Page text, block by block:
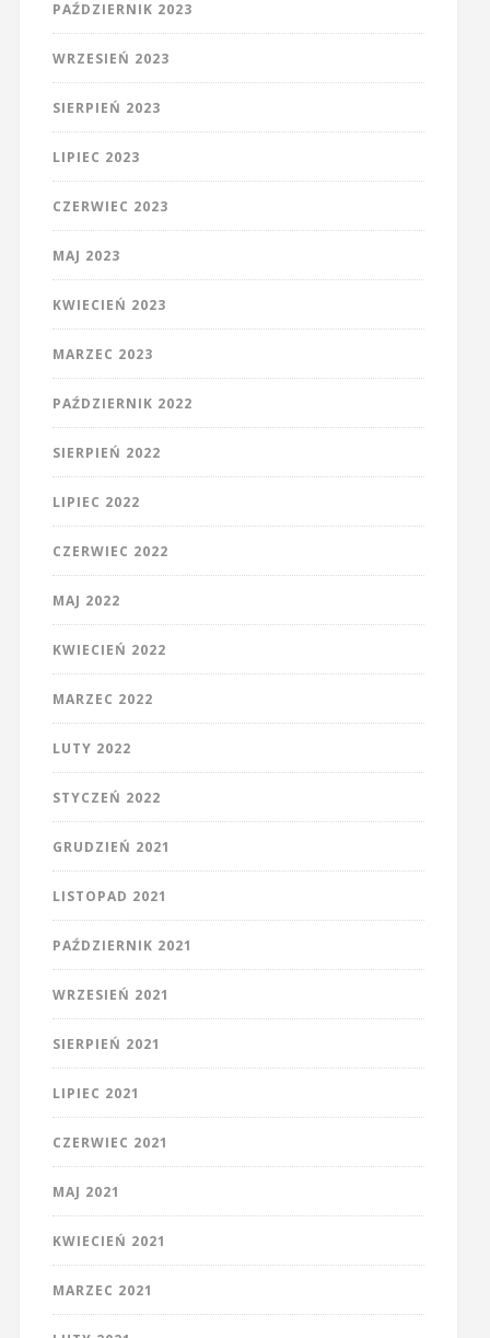
PAŹDZIERNIK 2023
WRZESIEŃ 2023
SIERPIEŃ 2023
LIPIEC 2023
CZERWIEC 2023
MAJ 2023
KWIECIEŃ 2023
MARZEC 2023
PAŹDZIERNIK 2022
SIERPIEŃ 2022
LIPIEC 2022
CZERWIEC 2022
MAJ 2022
KWIECIEŃ 2022
MARZEC 2022
LUTY 2022
STYCZEŃ 2022
GRUDZIEŃ 2021
LISTOPAD 2021
PAŹDZIERNIK 2021
WRZESIEŃ 2021
SIERPIEŃ 2021
LIPIEC 2021
CZERWIEC 2021
MAJ 2021
KWIECIEŃ 2021
MARZEC 2021